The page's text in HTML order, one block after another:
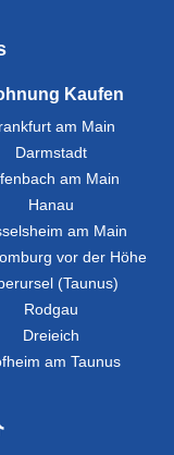
Kaufen
am Main
Darmstadt
am Main
Hanau
am Main
vor der Höhe
(Taunus)
Rodgau
Dreieich
am Taunus